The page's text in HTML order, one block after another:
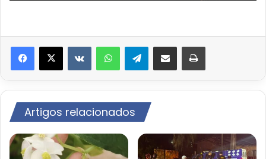
VK WhatsAppTelegramCompartilhar via e-mail Imprimir
Artigos relacionados